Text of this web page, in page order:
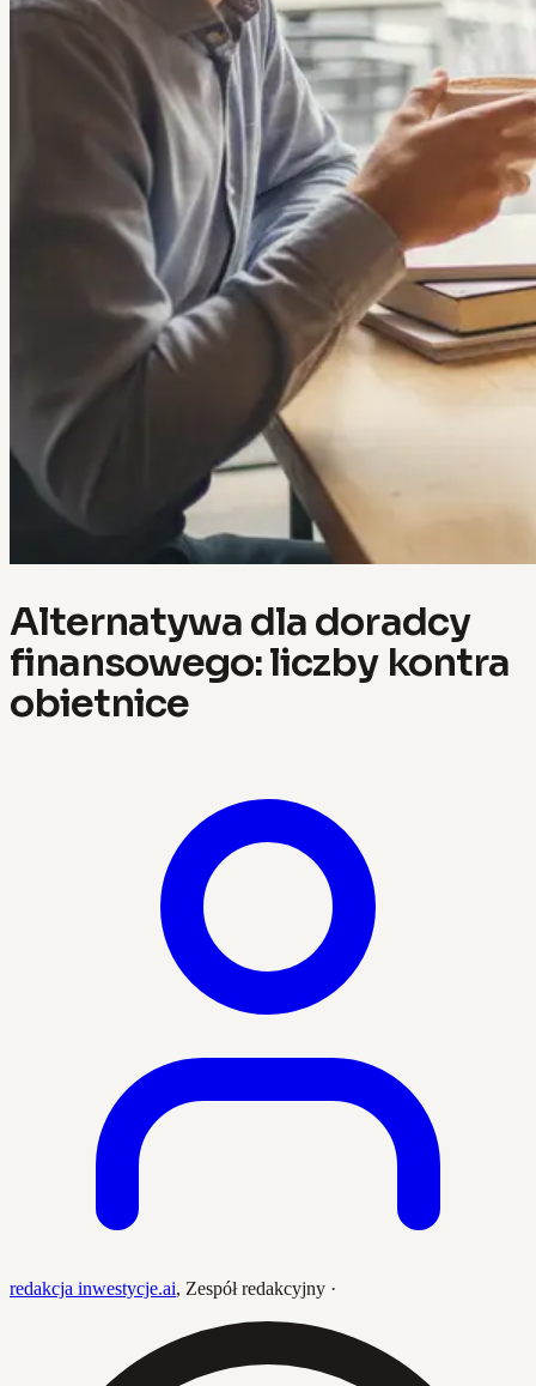
Alternatywa dla doradcy
finansowego: liczby kontra
obietnice
redakcja inwestycje.ai, Zespół redakcyjny ·